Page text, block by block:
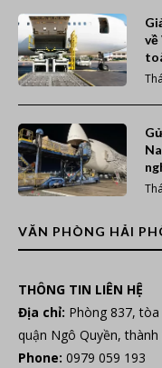
về
VĂN PHÒNG HẢI
THÔNG TIN LIÊN HỆ
Địa chỉ: Phòng 837,
quận Ngô Quyền,
Phone: 0979 059 193